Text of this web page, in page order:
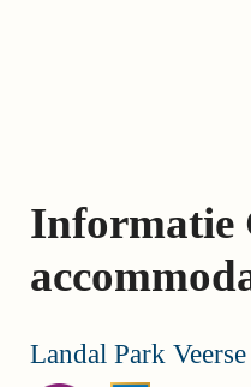
Jump
to
the
Informatie
Landal Park